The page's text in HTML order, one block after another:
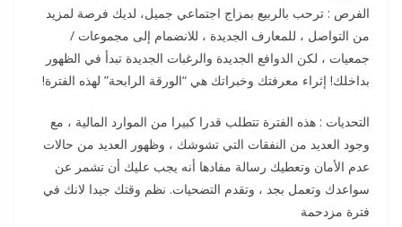
الفرص : ترحب بالربيع بمزاج اجتماعي جميل، لديك فرصة لمزيد
من التواصل ، للمعارف الجديدة ، للانضمام إلى مجموعات /
جمعيات ، لكن الدوافع الجديدة والرغبات الجديدة تبدأ في الظهور
بداخلك! إثراء معرفتك وخبراتك هي “الورقة الرابحة” لهذه الفترة!
التحديات : هذه الفترة تتطلب قدرا كبيرا من الموارد المالية ، مع
وجود العديد من النفقات التي تشوشك ، وظهور العديد من حالات
عدم الأمان وتعطيك رسالة مفادها أنه يجب عليك أن تشمر عن
سواعدك وتعمل بجد ، وتقدم التضحيات. نظم وقتك جيدا لانك في
فترة مزدحمة